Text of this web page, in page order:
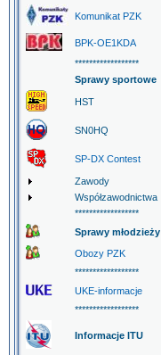
Komunikat PZK
BPK-OE1KDA
******************
Sprawy sportowe
HST
SN0HQ
SP-DX Contest
Zawody
Współzawodnictwa
******************
Sprawy młodzieży
Obozy PZK
******************
UKE-informacje
******************
Informacje ITU